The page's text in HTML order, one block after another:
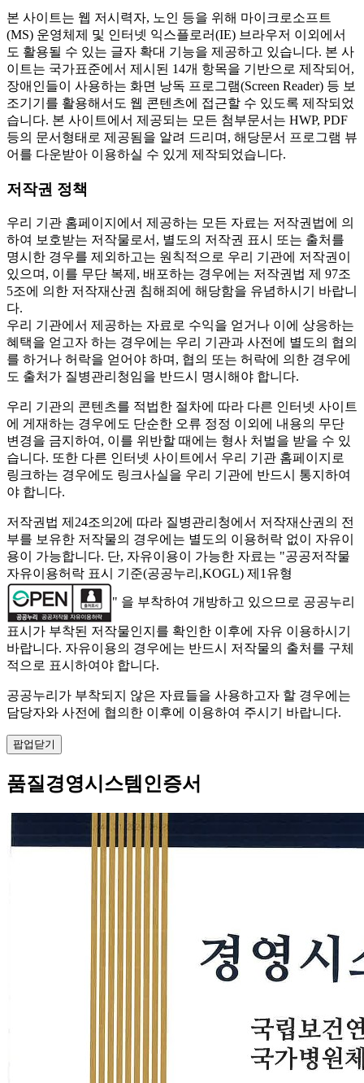
본 사이트는 웹 저시력자, 노인 등을 위해 마이크로소프트
(MS) 운영체제 및 인터넷 익스플로러(IE) 브라우저 이외에서
도 활용될 수 있는 글자 확대 기능을 제공하고 있습니다. 본 사
이트는 국가표준에서 제시된 14개 항목을 기반으로 제작되어,
장애인들이 사용하는 화면 낭독 프로그램(Screen Reader) 등 보
조기기를 활용해서도 웹 콘텐츠에 접근할 수 있도록 제작되었
습니다. 본 사이트에서 제공되는 모든 첨부문서는 HWP, PDF
등의 문서형태로 제공됨을 알려 드리며, 해당문서 프로그램 뷰
어를 다운받아 이용하실 수 있게 제작되었습니다.
저작권 정책
우리 기관 홈페이지에서 제공하는 모든 자료는 저작권법에 의
하여 보호받는 저작물로서, 별도의 저작권 표시 또는 출처를
명시한 경우를 제외하고는 원칙적으로 우리 기관에 저작권이
있으며, 이를 무단 복제, 배포하는 경우에는 저작권법 제 97조
5조에 의한 저작재산권 침해죄에 해당함을 유념하시기 바랍니
다.
우리 기관에서 제공하는 자료로 수익을 얻거나 이에 상응하는
혜택을 얻고자 하는 경우에는 우리 기관과 사전에 별도의 협의
를 하거나 허락을 얻어야 하며, 협의 또는 허락에 의한 경우에
도 출처가 질병관리청임을 반드시 명시해야 합니다.
우리 기관의 콘텐츠를 적법한 절차에 따라 다른 인터넷 사이트
에 게재하는 경우에도 단순한 오류 정정 이외에 내용의 무단
변경을 금지하여, 이를 위반할 때에는 형사 처벌을 받을 수 있
습니다. 또한 다른 인터넷 사이트에서 우리 기관 홈페이지로
링크하는 경우에도 링크사실을 우리 기관에 반드시 통지하여
야 합니다.
저작권법 제24조의2에 따라 질병관리청에서 저작재산권의 전
부를 보유한 저작물의 경우에는 별도의 이용허락 없이 자유이
용이 가능합니다. 단, 자유이용이 가능한 자료는 "공공저작물
자유이용허락 표시 기준(공공누리,KOGL) 제1유형
" 을 부착하여 개방하고 있으므로 공공누리
표시가 부착된 저작물인지를 확인한 이후에 자유 이용하시기
바랍니다. 자유이용의 경우에는 반드시 저작물의 출처를 구체
적으로 표시하여야 합니다.
공공누리가 부착되지 않은 자료들을 사용하고자 할 경우에는
담당자와 사전에 협의한 이후에 이용하여 주시기 바랍니다.
팝업닫기
품질경영시스템인증서